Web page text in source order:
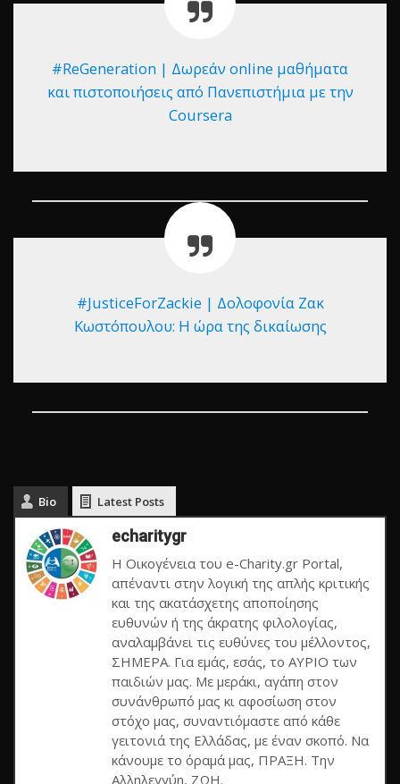
#ReGeneration | Δωρεάν online μαθήματα
και πιστοποιήσεις από Πανεπιστήμια με την
Coursera
#JusticeForZackie | Δολοφονία Ζακ
Κωστόπουλου: Η ώρα της δικαίωσης
Bio Latest Posts
echaritygr
Η Οικογένεια του e-Charity.gr Portal,
απέναντι στην λογική της απλής κριτικής
και της ακατάσχετης αποποίησης
ευθυνών ή της άκρατης φιλολογίας,
αναλαμβάνει τις ευθύνες του μέλλοντος,
ΣΗΜΕΡΑ. Για εμάς, εσάς, το ΑΥΡΙΟ των
παιδιών μας. Με μεράκι, αγάπη στον
συνάνθρωπό μας κι αφοσίωση στον
στόχο μας, συναντιόμαστε από κάθε
γειτονιά της Ελλάδας, με έναν σκοπό. Να
κάνουμε το όραμά μας, ΠΡΑΞΗ. Την
Αλληλεγγύη, ΖΩΗ.